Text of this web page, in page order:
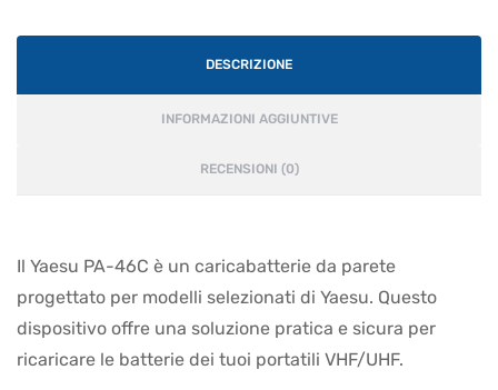
DESCRIZIONE
INFORMAZIONI AGGIUNTIVE
RECENSIONI (0)
Il Yaesu PA-46C è un caricabatterie da parete
progettato per modelli selezionati di Yaesu. Questo
dispositivo offre una soluzione pratica e sicura per
ricaricare le batterie dei tuoi portatili VHF/UHF.